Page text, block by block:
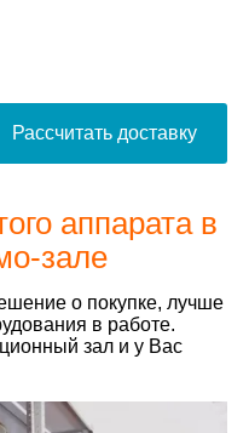
Рассчитать доставку
аппарата в
зале
о покупке, лучше
в работе.
зал и у Вас